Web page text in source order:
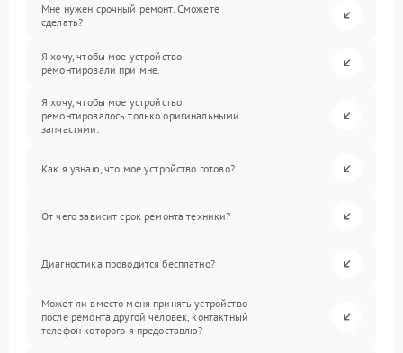
Мне нужен срочный ремонт. Сможете
сделать?
Я хочу, чтобы мое устройство
ремонтировали при мне.
Я хочу, чтобы мое устройство
ремонтировалось только оригинальными
запчастями.
Как я узнаю, что мое устройство готово?
От чего зависит срок ремонта техники?
Диагностика проводится бесплатно?
Может ли вместо меня принять устройство
после ремонта другой человек, контактный
телефон которого я предоставлю?